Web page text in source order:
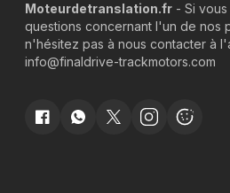
Moteurdetranslation.fr - Si
questions concernant l'un de nos
n'hésitez pas à nous contacter à
info@finaldrive-trackmotors.com